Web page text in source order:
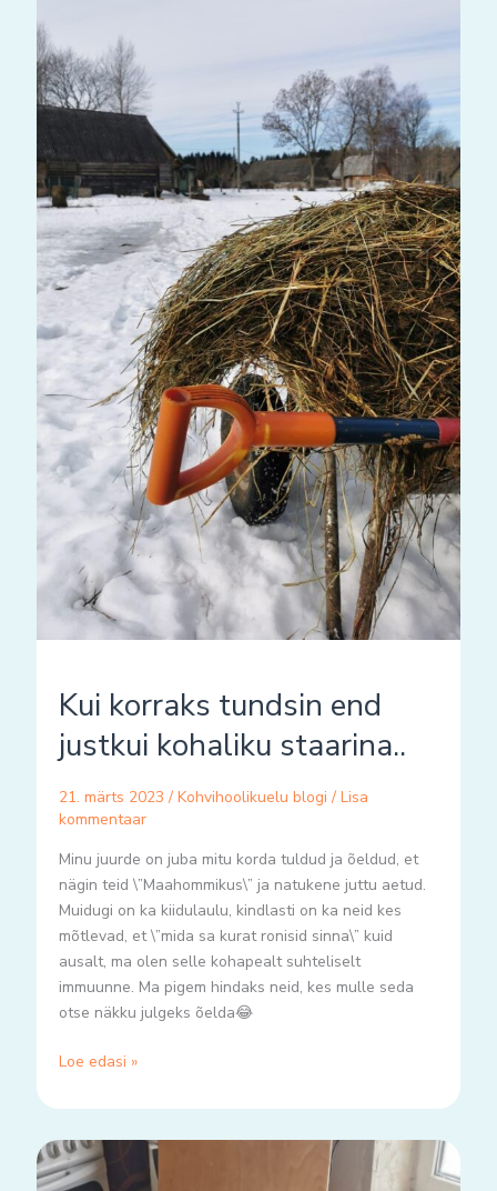
Kui korraks tundsin end
justkui kohaliku staarina..
21. märts 2023 / Kohvihoolikuelu blogi / Lisa
kommentaar
Minu juurde on juba mitu korda tuldud ja õeldud, et
nägin teid \”Maahommikus\” ja natukene juttu aetud.
Muidugi on ka kiidulaulu, kindlasti on ka neid kes
mõtlevad, et \”mida sa kurat ronisid sinna\” kuid
ausalt, ma olen selle kohapealt suhteliselt
immuunne. Ma pigem hindaks neid, kes mulle seda
otse näkku julgeks õelda😂
staarina..
Loe edasi »
No
tsau